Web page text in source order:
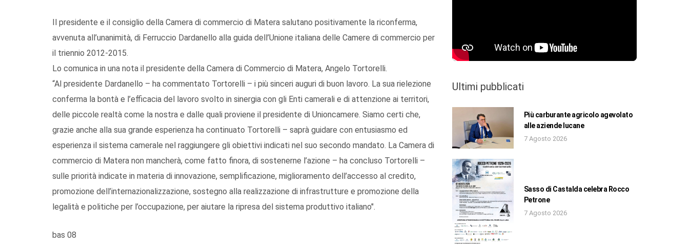
Il presidente e il consiglio della Camera di commercio di Matera salutano positivamente la riconferma,
avvenuta all’unanimità, di Ferruccio Dardanello alla guida dell’Unione italiana delle Camere di commercio per
il triennio 2012-2015.
Lo comunica in una nota il presidente della Camera di Commercio di Matera, Angelo Tortorelli.
“Al presidente Dardanello – ha commentato Tortorelli – i più sinceri auguri di buon lavoro. La sua rielezione
conferma la bontà e l’efficacia del lavoro svolto in sinergia con gli Enti camerali e di attenzione ai territori,
delle piccole realtà come la nostra e dalle quali proviene il presidente di Unioncamere. Siamo certi che,
grazie anche alla sua grande esperienza ha continuato Tortorelli – saprà guidare con entusiasmo ed
esperienza il sistema camerale nel raggiungere gli obiettivi indicati nel suo secondo mandato. La Camera di
commercio di Matera non mancherà, come fatto finora, di sostenerne l’azione – ha concluso Tortorelli –
sulle priorità indicate in materia di innovazione, semplificazione, miglioramento dell’accesso al credito,
promozione dell’internazionalizzazione, sostegno alla realizzazione di infrastrutture e promozione della
legalità e politiche per l’occupazione, per aiutare la ripresa del sistema produttivo italiano".
bas 08
Ultimi pubblicati
Più carburante agricolo agevolato
alle aziende lucane
7 Agosto 2026
Sasso di Castalda celebra Rocco
Petrone
7 Agosto 2026